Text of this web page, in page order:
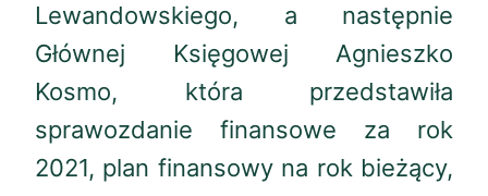
Lewandowskiego, a następnie
Głównej Księgowej Agnieszko
Kosmo, która przedstawiła
sprawozdanie finansowe za rok
2021, plan finansowy na rok bieżący,